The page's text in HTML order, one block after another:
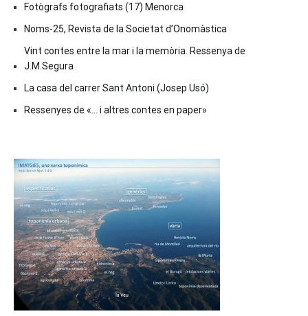
Fotògrafs fotografiats (17) Menorca
Noms-25, Revista de la Societat d’Onomàstica
Vint contes entre la mar i la memòria. Ressenya de
J.M.Segura
La casa del carrer Sant Antoni (Josep Usó)
Ressenyes de «… i altres contes en paper»